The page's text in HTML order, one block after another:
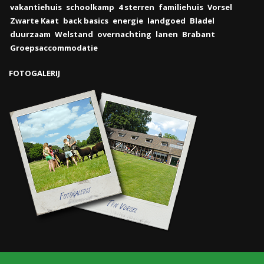
vakantiehuis schoolkamp 4 sterren familiehuis Vorsel
Zwarte Kaat back basics energie landgoed Bladel
duurzaam Welstand overnachting lanen Brabant
Groepsaccommodatie
FOTOGALERIJ